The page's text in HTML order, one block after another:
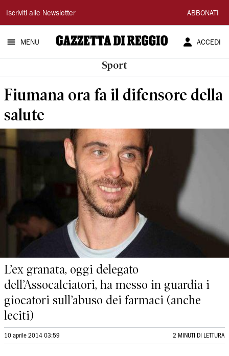
Gazzetta
di
Reggio
Iscriviti alle Newsletter ABBONATI
MENU ACCEDI
Sport
Fiumana ora fa il difensore della
salute
L’ex granata, oggi delegato
dell’Assocalciatori, ha messo in guardia i
giocatori sull’abuso dei farmaci (anche
leciti)
10 aprile 2014 03:59 2 MINUTI DI LETTURA